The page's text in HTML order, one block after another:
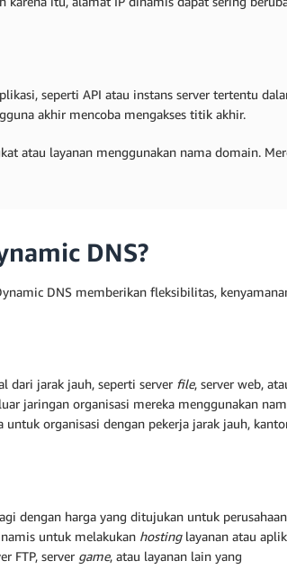
seperti API atau instans server tertentu
akhir mencoba mengakses titik akhir.
atau layanan menggunakan nama domain.
DNS?
DNS memberikan fleksibilitas,
dari jarak jauh, seperti server file, server web,
jaringan organisasi mereka menggunakan
organisasi dengan pekerja jarak jauh,
dengan harga yang ditujukan untuk perusahaan
untuk melakukan hostinglayanan atau
FTP, server game, atau layanan lain yang